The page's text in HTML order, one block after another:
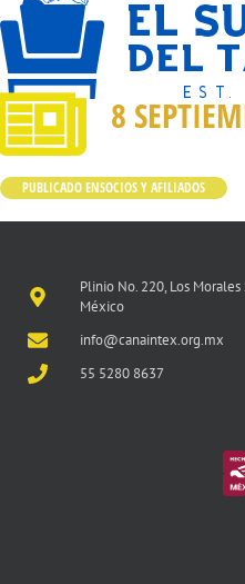
8
PUBLICADO ENSOCIOS Y AFILIADOS
Plinio No. 220, Los Morales
México
info@canaintex.org.mx
55 5280 8637